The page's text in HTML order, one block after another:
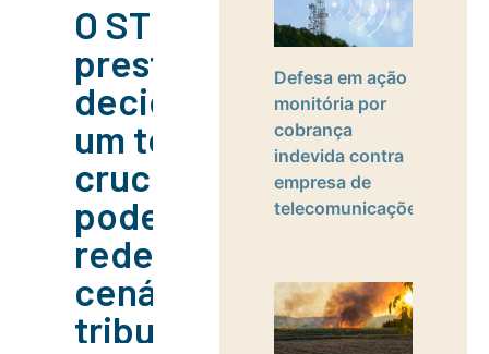
O STF está
prestes a
decidir sobre
um tema
crucial que
pode
redefinir o
cenário
tributário
Defesa em ação
monitória por
cobrança
indevida contra
empresa de
telecomunicações